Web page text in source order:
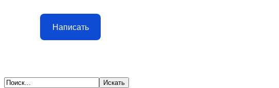
Написать